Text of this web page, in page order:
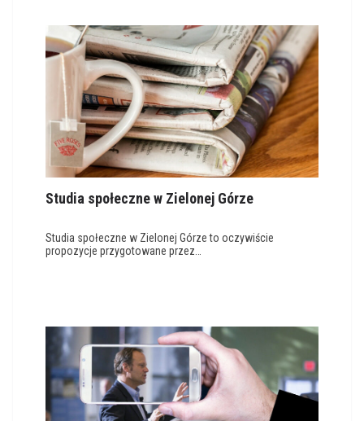
Studia społeczne w Zielonej Górze
Studia społeczne w Zielonej Górze to oczywiście
propozycje przygotowane przez…